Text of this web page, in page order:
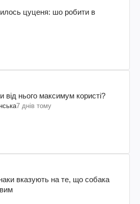
цуценя: шо робити в
від нього максимум користі?
7 днів тому
вказують на те, що собака